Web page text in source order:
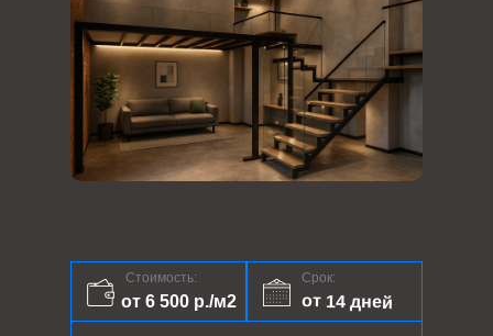
Срок:
от 14 дней
Стоимость:
от 6 500 р./м2